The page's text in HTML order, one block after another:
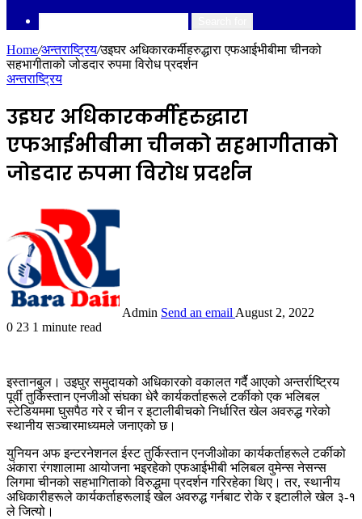
Home/अन्तराष्ट्रिय/उइघर अधिकारकर्मीहरुद्धारा एफआईभीबीमा चीनको
सहभागीताको जोडदार रुपमा विरोध प्रदर्शन
अन्तराष्ट्रिय
उइघर अधिकारकर्मीहरुद्धारा
एफआईभीबीमा चीनको सहभागीताको
जोडदार रुपमा विरोध प्रदर्शन
Admin Send an email August 2, 2022
0 23 1 minute read
इस्तानबुल। उइघुर समुदायको अधिकारको वकालत गर्दै आएको अन्तर्राष्ट्रिय
पूर्वी तुर्किस्तान एनजीओ संघका धेरै कार्यकर्ताहरूले टर्कीको एक भलिबल
स्टेडियममा घुसपैठ गरे र चीन र इटालीबीचको निर्धारित खेल अवरुद्ध गरेको
स्थानीय सञ्चारमाध्यमले जनाएको छ।
युनियन अफ इन्टरनेशनल ईस्ट तुर्किस्तान एनजीओका कार्यकर्ताहरूले टर्कीको
अंकारा रंगशालामा आयोजना भइरहेको एफआईभीबी भलिबल वुमेन्स नेसन्स
लिगमा चीनको सहभागिताको विरुद्धमा प्रदर्शन गरिरहेका थिए। तर, स्थानीय
अधिकारीहरूले कार्यकर्ताहरूलाई खेल अवरुद्ध गर्नबाट रोके र इटालीले खेल ३-१
ले जित्यो।